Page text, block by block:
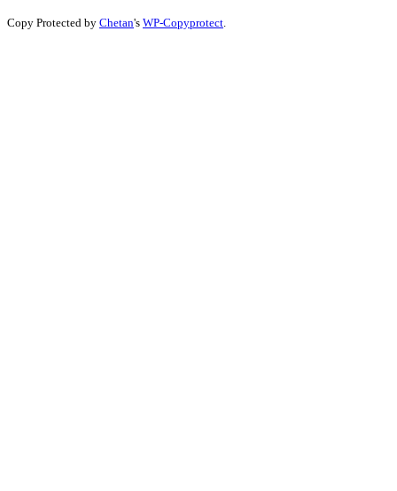
Copy Protected by Chetan's WP-Copyprotect